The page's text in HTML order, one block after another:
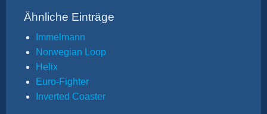
Ähnliche Einträge
Immelmann
Norwegian Loop
Helix
Euro-Fighter
Inverted Coaster